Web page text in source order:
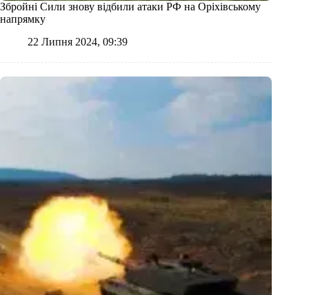
Збройні Сили знову відбили атаки РФ на Оріхівському
напрямку
22 Липня 2024, 09:39